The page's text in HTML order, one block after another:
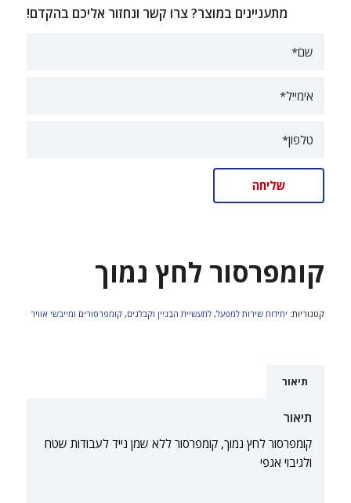
מתעניינים במוצר? צרו קשר ונחזור אליכם בהקדם!
קומפרסור לחץ נמוך
קטגוריות: יחידות שירות למפעל, לתעשיית הבניין וקבלנים, קומפרסורים ומייבשי אוויר
תיאור
תיאור
קומפרסור לחץ נמוך, קומפרסור ללא שמן נייד לעבודות שטח
ולגיבוי אגפי